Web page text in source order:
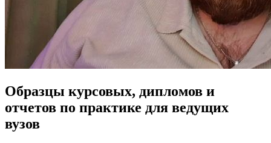
Образцы курсовых, дипломов и
отчетов по практике для ведущих
вузов